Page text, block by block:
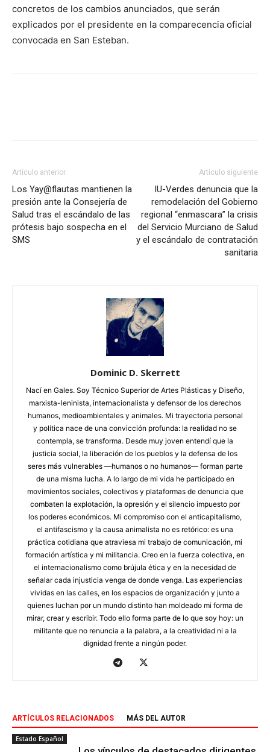
concretos de los cambios anunciados, que serán
explicados por el presidente en la comparecencia oficial
convocada en San Esteban.
Artículo anterior
Los Yay@flautas mantienen la
presión ante la Consejería de
Salud tras el escándalo de las
prótesis bajo sospecha en el
SMS
Artículo siguiente
IU-Verdes denuncia que la
remodelación del Gobierno
regional “enmascara” la crisis
del Servicio Murciano de Salud
y el escándalo de contratación
sanitaria
Dominic D. Skerrett
Nací en Gales. Soy Técnico Superior de Artes Plásticas y Diseño,
marxista-leninista, internacionalista y defensor de los derechos
humanos, medioambientales y animales. Mi trayectoria personal
y política nace de una convicción profunda: la realidad no se
contempla, se transforma. Desde muy joven entendí que la
justicia social, la liberación de los pueblos y la defensa de los
seres más vulnerables —humanos o no humanos— forman parte
de una misma lucha. A lo largo de mi vida he participado en
movimientos sociales, colectivos y plataformas de denuncia que
combaten la explotación, la opresión y el silencio impuesto por
los poderes económicos. Mi compromiso con el anticapitalismo,
el antifascismo y la causa animalista no es retórico: es una
práctica cotidiana que atraviesa mi trabajo de comunicación, mi
formación artística y mi militancia. Creo en la fuerza colectiva, en
el internacionalismo como brújula ética y en la necesidad de
señalar cada injusticia venga de donde venga. Las experiencias
vividas en las calles, en los espacios de organización y junto a
quienes luchan por un mundo distinto han moldeado mi forma de
mirar, crear y escribir. Todo ello forma parte de lo que soy hoy: un
militante que no renuncia a la palabra, a la creatividad ni a la
dignidad frente a ningún poder.
ARTÍCULOS RELACIONADOS MÁS DEL AUTOR
Estado Español